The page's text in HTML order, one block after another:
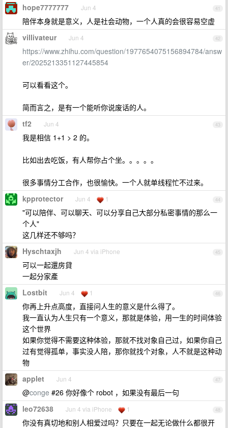
41
hope7777777 Jun 4
陪伴本身就是意义，人是社会动物，一个人真的会很容易空虚
42
villivateur Jun 4
https://www.zhihu.com/question/1977654075156894784/answ
er/2025213351127445854
可以看看这个。
简而言之，是有一个能听你说废话的人。
43
tf2 Jun 4
我是相信 1+1 > 2 的。
比如出去吃饭，有人帮你占个坐。。。。。
很多事情分工合作，也很愉快。一个人就单线程忙不过来。
44
kpprotector Jun 4 1
"可以陪伴、可以聊天、可以分享自己大部分私密事情的那么一
个人"
这几样还不够吗？
45
Hyschtaxjh Jun 4 via iPhone
可以一起還房貸
一起分家產
46
Lostbit Jun 4 1
你再上升点高度，直接问人生的意义是什么得了。
我一直认为人生只有一个意义，那就是体验，用一生的时间体验
这个世界
如果你觉得不需要这种体验，那就不找对象自己过，如果你自己
过有觉得孤单，事实没人陪，那你就找个对象，人不就是这种动
物
47
applet Jun 4
@conge #26 你好像个 robot ，如果没有最后一句
48
leo72638 Jun 4 via iPhone 1
你没有真切地和别人相爱过吗？只要在一起无论做什么都很开